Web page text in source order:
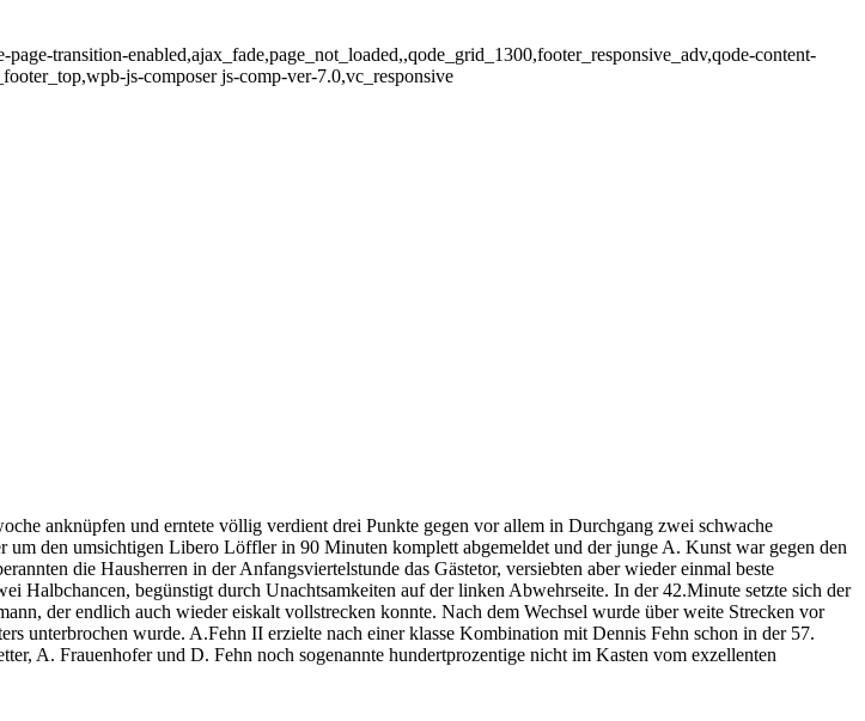
transition-enabled,ajax_fade,page_not_loaded,,qode_grid_1300,footer_responsive_adv,qode-content-
js-composer js-comp-ver-7.0,vc_responsive
anknüpfen und erntete völlig verdient drei Punkte gegen vor allem in Durchgang zwei schwache
den umsichtigen Libero Löffler in 90 Minuten komplett abgemeldet und der junge A. Kunst war gegen den
die Hausherren in der Anfangsviertelstunde das Gästetor, versiebten aber wieder einmal beste
Halbchancen, begünstigt durch Unachtsamkeiten auf der linken Abwehrseite. In der 42.Minute setzte sich der
der endlich auch wieder eiskalt vollstrecken konnte. Nach dem Wechsel wurde über weite Strecken vor
unterbrochen wurde. A.Fehn II erzielte nach einer klasse Kombination mit Dennis Fehn schon in der 57.
A. Frauenhofer und D. Fehn noch sogenannte hundertprozentige nicht im Kasten vom exzellenten